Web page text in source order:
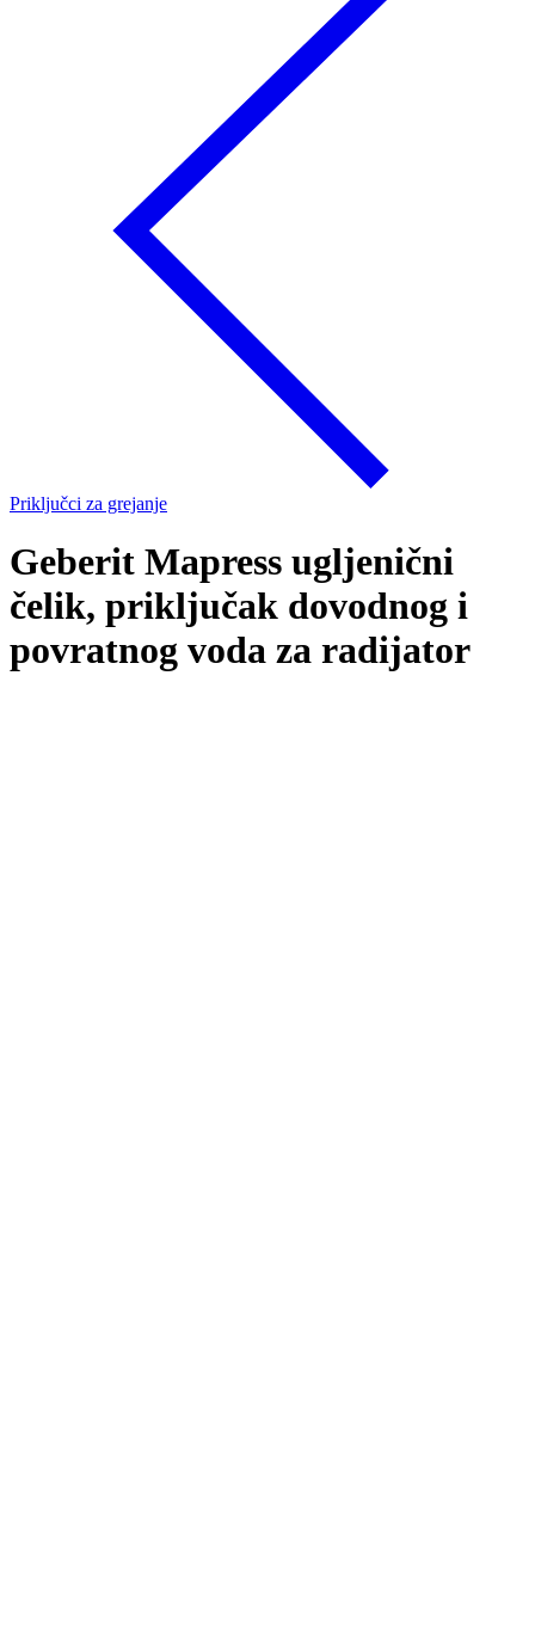
Priključci za grejanje
Geberit Mapress ugljenični
čelik, priključak dovodnog i
povratnog voda za radijator